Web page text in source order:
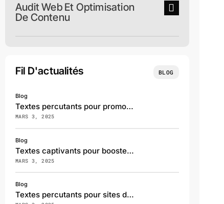
Audit Web Et Optimisation
De Contenu
Fil D'actualités BLOG
Blog
Textes percutants pour promouvoir vos services en marketing digital
MARS 3, 2025
Blog
Textes captivants pour booster le tourisme régional
MARS 3, 2025
Blog
Textes percutants pour sites de recrutement et RH